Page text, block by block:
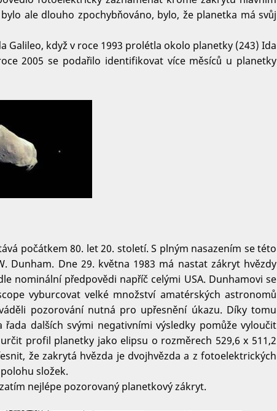
ale dlouho zpochybňováno, bylo, že planetka má svůj
když v roce 1993 prolétla okolo planetky (243) Ida
2005 se podařilo identifikovat více měsíců u planetky
počátkem 80. let 20. století. S plným nasazením se této
Dunham. Dne 29. května 1983 má nastat zákryt hvězdy
nominální předpovědi napříč celými USA. Dunhamovi se
vyburcovat velké množství amatérských astronomů
pozorování nutná pro upřesnění úkazu. Díky tomu
dalších svými negativními výsledky pomůže vyloučit
profil planetky jako elipsu o rozměrech 529,6 x 511,2
že zakrytá hvězda je dvojhvězda a z fotoelektrických
složek.
nejlépe pozorovaný planetkový zákryt.